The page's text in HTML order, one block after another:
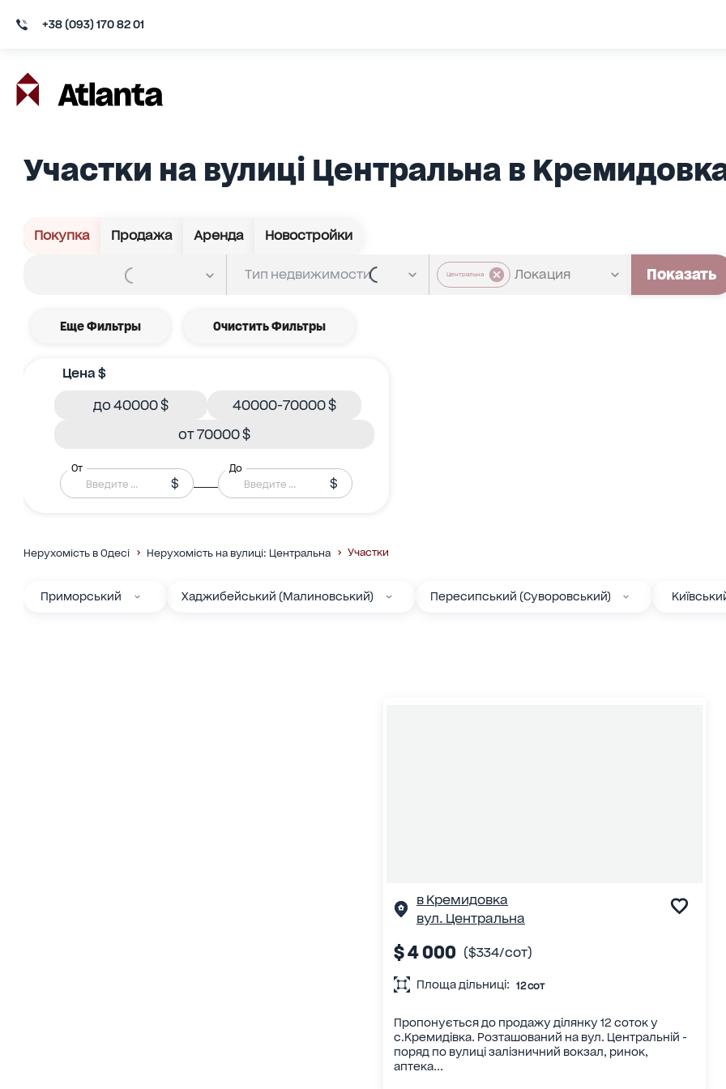
+38 (093) 170 82 01
Участки на вулиці Центральна в
Покупка Продажа Аренда Новостройки
Центральна Показать
Еще Фильтры Очистить Фильтры
Цена $
до 40000 $
40000-70000 $
от 70000 $
От
$
До
$
Нерухомість в Одесі Нерухомість на вулиці: Центральна Участки
Приморський Хаджибейський (Малиновський) Пересипський (Суворовський)
в Кремидовка
вул. Центральна
$ 4 000 ($334/сот)
Площа дільниці: 12 сот
Пропонується до продажу ділянку 12 соток у
с.Кремидівка. Розташований на вул. Центральній -
поряд по вулиці залізничний вокзал, ринок,
аптека...